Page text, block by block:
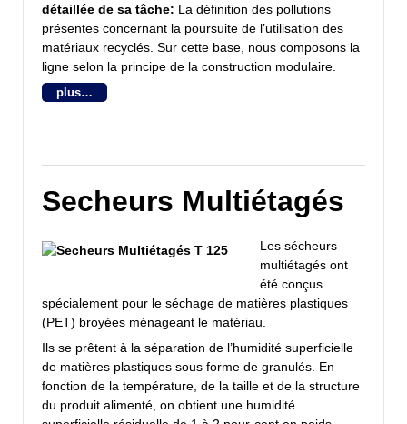
détaillée de sa tâche: La définition des pollutions
présentes concernant la poursuite de l’utilisation des
matériaux recyclés. Sur cette base, nous composons la
ligne selon la principe de la construction modulaire.
plus…
Secheurs Multiétagés
Les sécheurs
multiétagés ont
été conçus
spécialement pour le séchage de matières plastiques
(PET) broyées ménageant le matériau.
Ils se prêtent à la séparation de l’humidité superficielle
de matières plastiques sous forme de granulés. En
fonction de la température, de la taille et de la structure
du produit alimenté, on obtient une humidité